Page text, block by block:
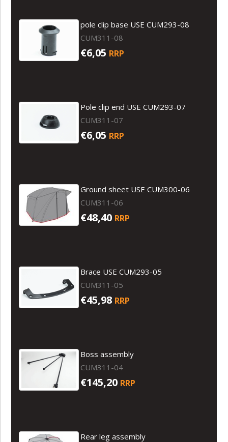
pole clip base USE CUM293-08
CUM311-08
€6,05 RRP
Pole clip end USE CUM293-07
CUM311-07
€6,05 RRP
Ground sheet USE CUM300-06
CUM311-06
€48,40 RRP
Brace USE CUM293-05
CUM311-05
€45,98 RRP
Boss assembly
CUM311-04
€145,20 RRP
Rear leg assembly